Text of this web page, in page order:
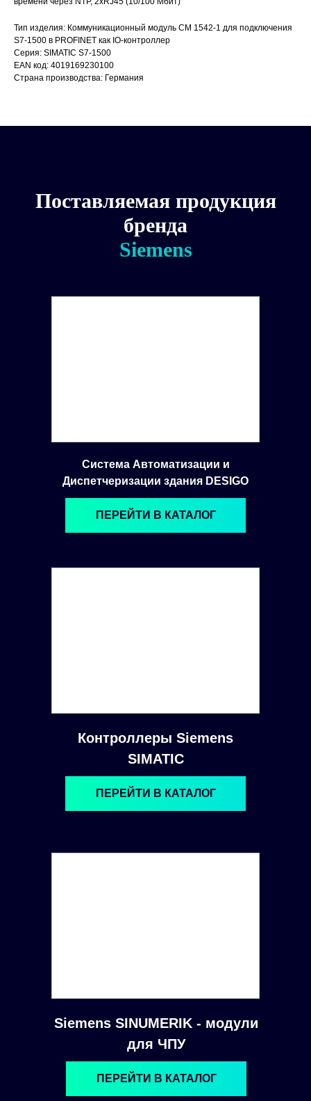
Тип изделия: Коммуникационный модуль CM 1542-1 для подключения
S7-1500 в PROFINET как IO-контроллер
Серия: SIMATIC S7-1500
EAN код: 4019169230100
Страна производства: Германия
Поставляемая продукция
бренда
Siemens
Система Автоматизации и
Диспетчеризации здания DESIGO
Контроллеры Siemens
SIMATIC
Siemens SINUMERIK - модули
для ЧПУ
ПЕРЕЙТИ В КАТАЛОГ
ПЕРЕЙТИ В КАТАЛОГ
ПЕРЕЙТИ В КАТАЛОГ